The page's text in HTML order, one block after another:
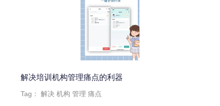
解决培训机构管理痛点的利器
Tag：解决 机构 管理 痛点